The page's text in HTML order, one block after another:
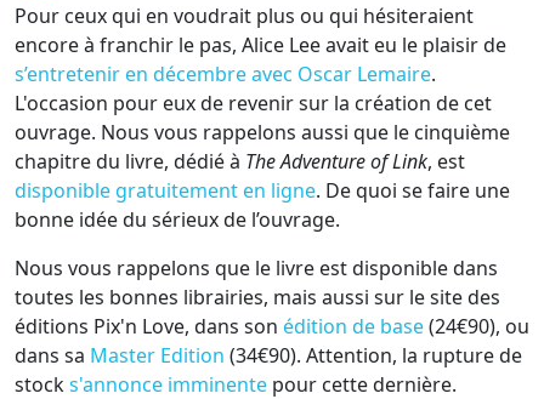
Pour ceux qui en voudrait plus ou qui hésiteraient
encore à franchir le pas, Alice Lee avait eu le plaisir de
s’entretenir en décembre avec Oscar Lemaire.
L'occasion pour eux de revenir sur la création de cet
ouvrage. Nous vous rappelons aussi que le cinquième
chapitre du livre, dédié à The Adventure of Link, est
disponible gratuitement en ligne. De quoi se faire une
bonne idée du sérieux de l’ouvrage.
Nous vous rappelons que le livre est disponible dans
toutes les bonnes librairies, mais aussi sur le site des
éditions Pix'n Love, dans son édition de base(24€90), ou
dans sa Master Edition (34€90). Attention, la rupture de
stocks'annonce imminente pour cette dernière.